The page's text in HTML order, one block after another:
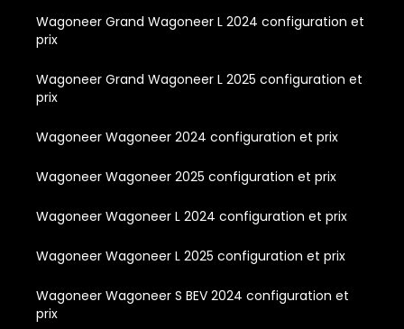
Wagoneer Grand Wagoneer L 2024 configuration et
prix
Wagoneer Grand Wagoneer L 2025 configuration et
prix
Wagoneer Wagoneer 2024 configuration et prix
Wagoneer Wagoneer 2025 configuration et prix
Wagoneer Wagoneer L 2024 configuration et prix
Wagoneer Wagoneer L 2025 configuration et prix
Wagoneer Wagoneer S BEV 2024 configuration et
prix